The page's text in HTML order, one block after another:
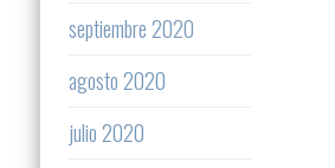
septiembre 2020
agosto 2020
julio 2020